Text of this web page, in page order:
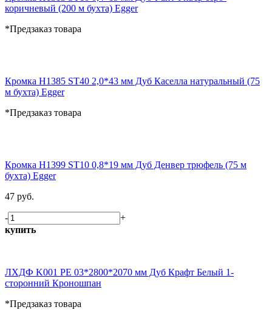
коричневый (200 м бухта) Egger
*Предзаказ товара
Кромка H1385 ST40 2,0*43 мм Дуб Каселла натуральный (75
м бухта) Egger
*Предзаказ товара
Кромка H1399 ST10 0,8*19 мм Дуб Денвер трюфель (75 м
бухта) Egger
47 руб.
-
+
купить
ЛХДФ K001 PE 03*2800*2070 мм Дуб Крафт Белый 1-
сторонний Кроношпан
*Предзаказ товара